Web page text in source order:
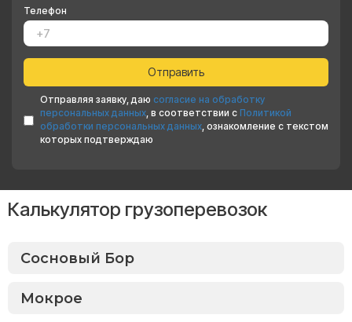
Телефон
Отправляя заявку, даю согласие на обработку
персональных данных, в соответствии с Политикой
обработки персональных данных, ознакомление с текстом
которых подтверждаю
Калькулятор грузоперевозок